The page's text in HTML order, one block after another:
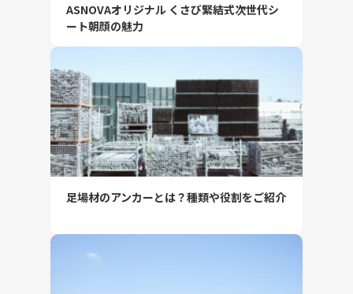
ASNOVAオリジナル くさび緊結式次世代シ
ート朝顔の魅力
足場材のアンカーとは？種類や役割をご紹介